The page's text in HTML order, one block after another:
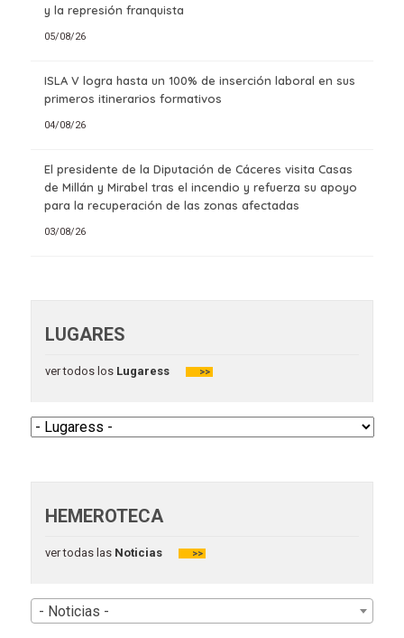
y la represión franquista
05/08/26
ISLA V logra hasta un 100% de inserción laboral en sus
primeros itinerarios formativos
04/08/26
El presidente de la Diputación de Cáceres visita Casas
de Millán y Mirabel tras el incendio y refuerza su apoyo
para la recuperación de las zonas afectadas
03/08/26
LUGARES
ver todos losLugaress >>
HEMEROTECA
ver todas lasNoticias >>
- Noticias -